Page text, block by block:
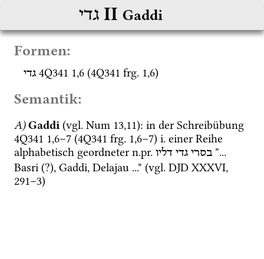
גדי‎ II Gaddi
Formen:
גדי 4Q341 1,6 (4Q341 frg. 1,6)
Semantik:
A)Gaddi (vgl. Num 13,11)
4Q341 1,6–7 (4Q341 frg. 1,6–7) i. einer Reihe
alphabetisch geordneter n.pr. בסרי גדי דליו
"...
Basri (?), Gaddi, Delajau ..." (vgl. DJD XXXVI,
291–3)